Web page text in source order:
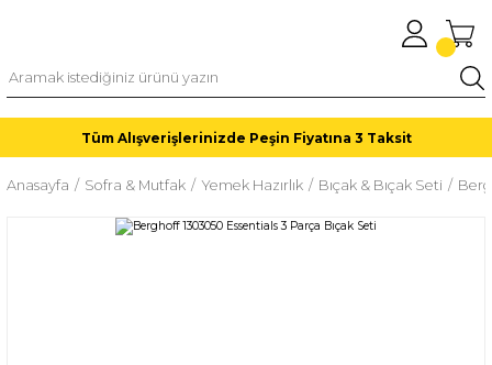
Tüm Alışverişlerinizde Peşin Fiyatına 3 Taksit
Anasayfa Sofra & Mutfak Yemek Hazırlık Bıçak & Bıçak Seti